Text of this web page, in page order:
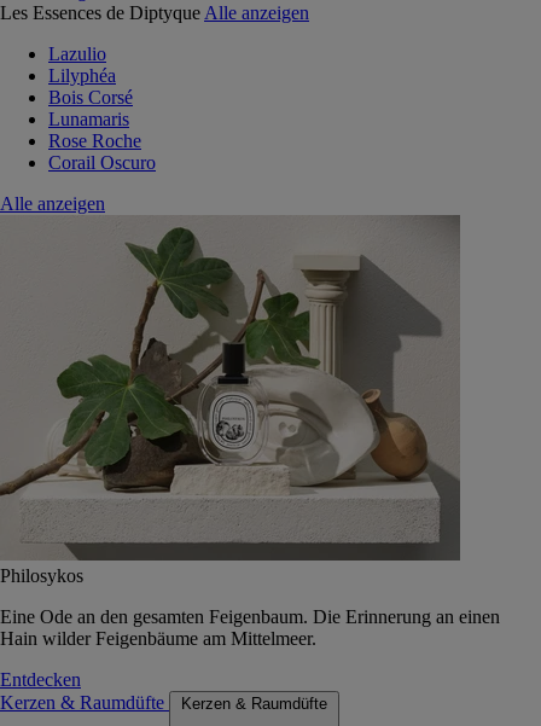
Les Essences de Diptyque Alle anzeigen
Lazulio
Lilyphéa
Bois Corsé
Lunamaris
Rose Roche
Corail Oscuro
Alle anzeigen
Philosykos
Eine Ode an den gesamten Feigenbaum. Die Erinnerung an einen
Hain wilder Feigenbäume am Mittelmeer.
Entdecken
Kerzen & Raumdüfte
Kerzen & Raumdüfte